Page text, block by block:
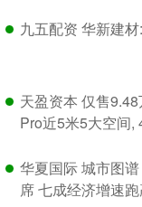
九五配资 华新建
天盈资本 仅售
Pro近5米5大空间,
华夏国际 城市图
席 七成经济增速